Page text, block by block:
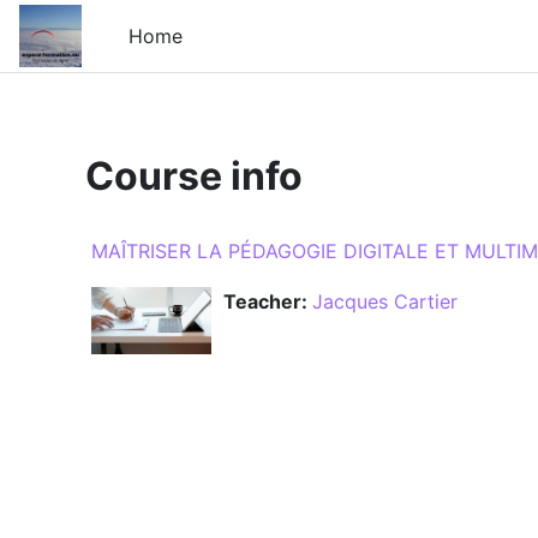
Skip to main content
Home
Course info
MAÎTRISER LA PÉDAGOGIE DIGITALE ET
Teacher: Jacques Cartier